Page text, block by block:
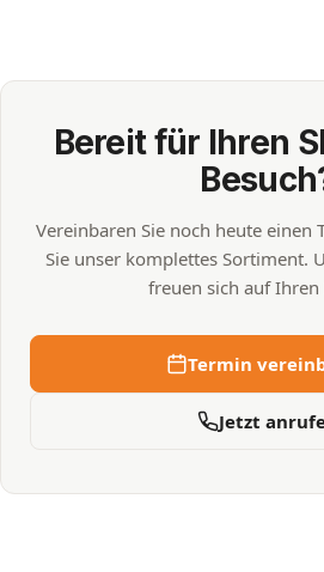
Bereit für Ihren
Vereinbaren Sie noch heute einen
Sie unser komplettes Sortiment.
freuen sich auf Ihren
Termin
Jetzt